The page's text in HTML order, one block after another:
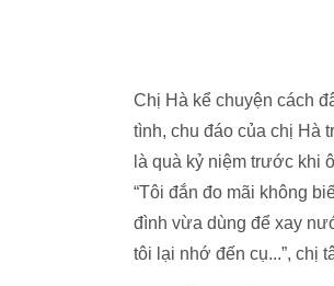
Chị Hà kể chuyện cách
tình, chu đáo của chị Hà
là quà kỷ niệm trước khi
“Tôi đắn đo mãi không
đình vừa dùng để xay
tôi lại nhớ đến cụ...”, chị